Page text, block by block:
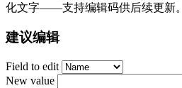
化文字——支持编辑码供后续更新。
建议编辑
Field to edit
New value